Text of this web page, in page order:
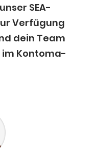
unser SEA-
Ver­fü­gung
dein Team
im Kon­to­ma­